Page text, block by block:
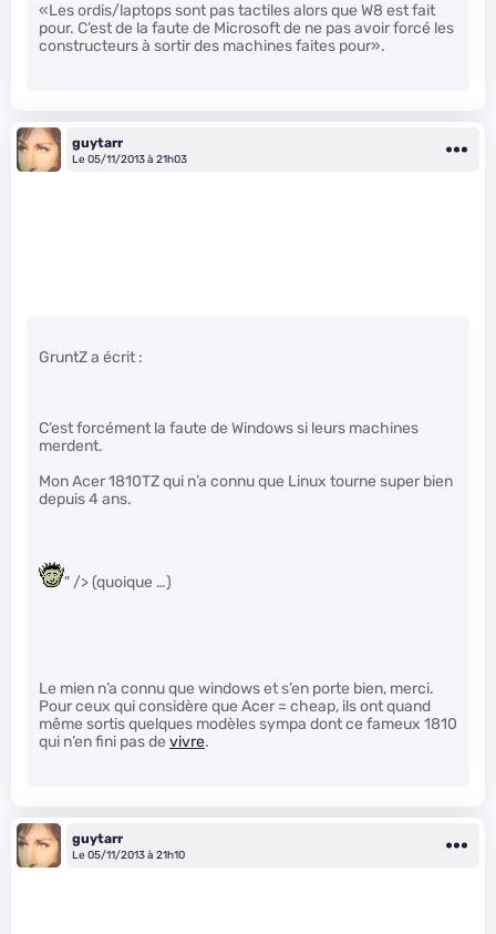
«Les ordis/laptops sont pas tactiles alors que W8 est fait
pour. C’est de la faute de Microsoft de ne pas avoir forcé les
constructeurs à sortir des machines faites pour».
guytarr
Le 05/11/2013 à 21h03
GruntZ a écrit :
C’est forcément la faute de Windows si leurs machines
merdent.
Mon Acer 1810TZ qui n’a connu que Linux tourne super bien
depuis 4 ans.
" /> (quoique …)
Le mien n’a connu que windows et s’en porte bien, merci.
Pour ceux qui considère que Acer = cheap, ils ont quand
même sortis quelques modèles sympa dont ce fameux 1810
qui n’en fini pas de vivre.
guytarr
Le 05/11/2013 à 21h10